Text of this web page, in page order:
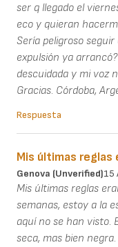
ser q llegado el
eco y quieran
Sería peligroso
expulsión ya
descuidada y mi voz
Gracias. Córdoba,
Respuesta
Mis últimas reglas
Genova (unverified)15
Mis últimas reglas
semanas, estoy a la
aquí no se han visto.
seca, mas bien